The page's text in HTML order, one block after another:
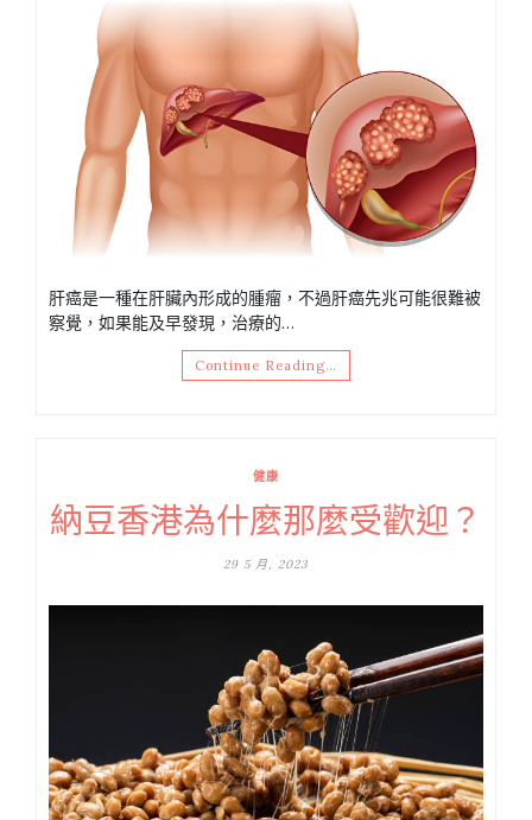
肝癌是一種在肝臟內形成的腫瘤，不過肝癌先兆可能很難被
察覺，如果能及早發現，治療的…
Continue Reading…
健康
納豆香港為什麼那麼受歡迎？
29 5 月, 2023